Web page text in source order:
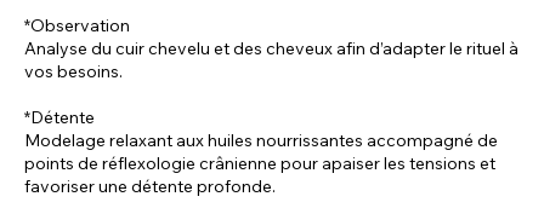
*Observation
Analyse du cuir chevelu et des cheveux afin d’adapter le rituel à
vos besoins.
*Détente
Modelage relaxant aux huiles nourrissantes accompagné de
points de réflexologie crânienne pour apaiser les tensions et
favoriser une détente profonde.